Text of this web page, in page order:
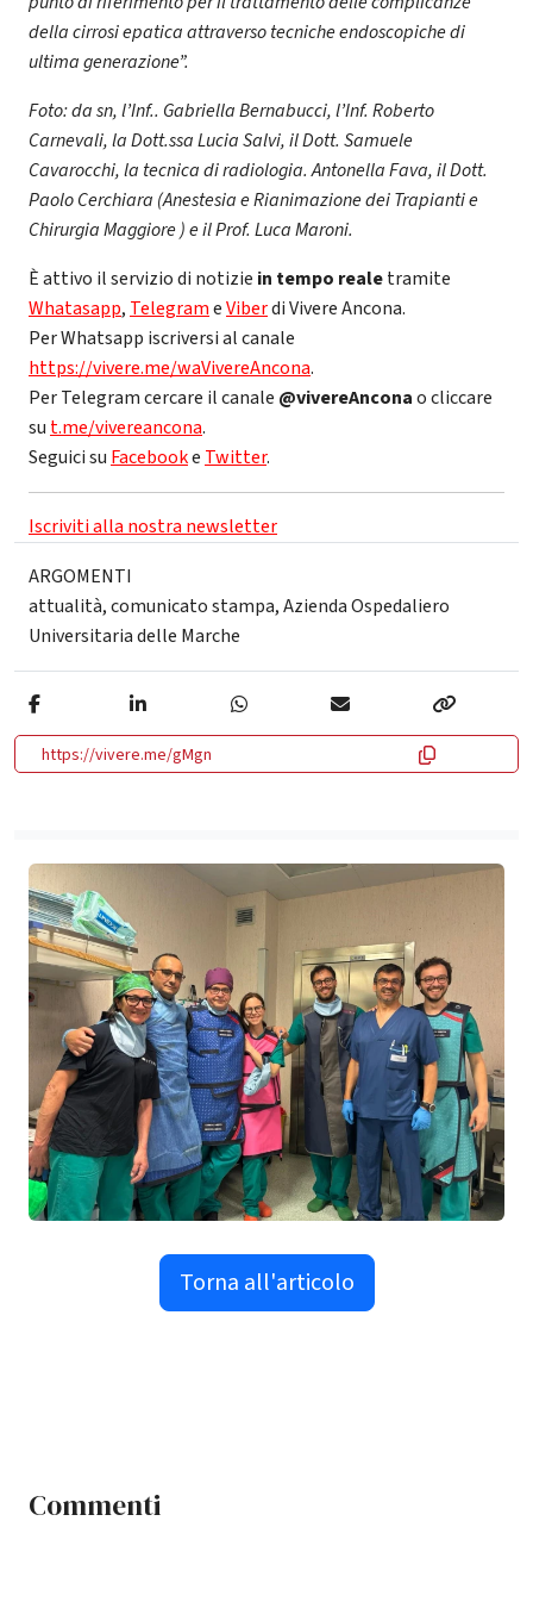
della cirrosi epatica attraverso tecniche endoscopiche di
ultima generazione”.
Foto: da sn, l’Inf.. Gabriella Bernabucci, l’Inf. Roberto
Carnevali, la Dott.ssa Lucia Salvi, il Dott. Samuele
Cavarocchi, la tecnica di radiologia. Antonella Fava, il Dott.
Paolo Cerchiara (Anestesia e Rianimazione dei Trapianti e
Chirurgia Maggiore ) e il Prof. Luca Maroni.
È attivo il servizio di notizie in tempo realetramite
Whatasapp, TelegrameViberdi Vivere Ancona.
Per Whatsapp iscriversi al canale
https://vivere.me/waVivereAncona.
Per Telegram cercare il canale @vivereAnconao cliccare
su t.me/vivereancona.
Seguici su Facebooke Twitter.
Iscriviti alla nostra newsletter
ARGOMENTI
attualità,comunicato stampa,Azienda Ospedaliero
Universitaria delle Marche
https://vivere.me/gMgn
Torna all'articolo
Commenti